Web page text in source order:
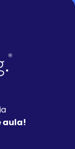
aula!